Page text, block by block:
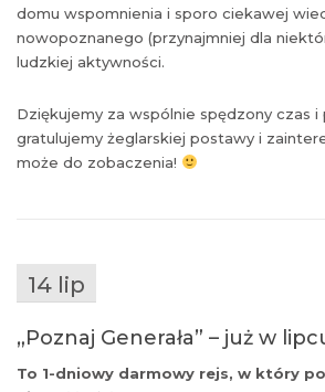
domu wspomnienia i sporo ciekawej
nowopoznanego (przynajmniej dla
ludzkiej aktywności.
Dziękujemy za wspólnie spędzony czas i
gratulujemy żeglarskiej postawy i
może do zobaczenia!
14 lip
„Poznaj Generała” – już w
To 1-dniowy darmowy rejs, w który